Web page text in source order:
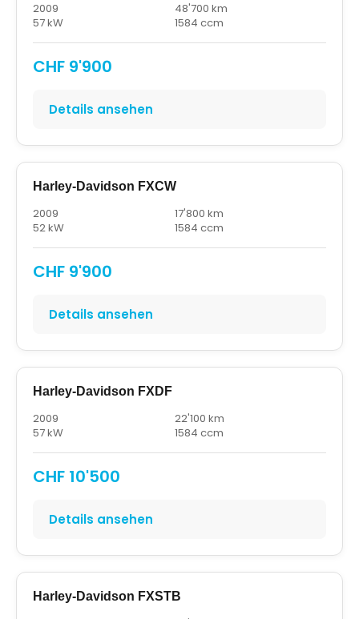
2009
48'700 km
57 kW
1584 ccm
CHF 9'900
Details ansehen
Harley-Davidson FXCW
2009
17'800 km
52 kW
1584 ccm
CHF 9'900
Details ansehen
Harley-Davidson FXDF
2009
22'100 km
57 kW
1584 ccm
CHF 10'500
Details ansehen
Harley-Davidson FXSTB